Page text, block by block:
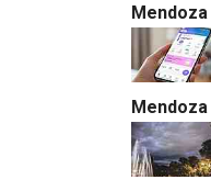
Mendoza
Mendoza